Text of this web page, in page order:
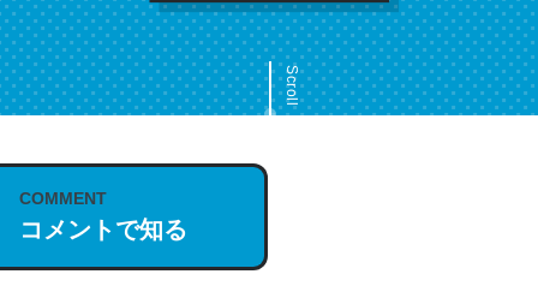
Scroll
COMMENT
コメントで知る
これは名文。彼はとてもクレバーなんだろうなと凄く思
う。英語少しでも読める人は原文もお勧め。自分はこの流